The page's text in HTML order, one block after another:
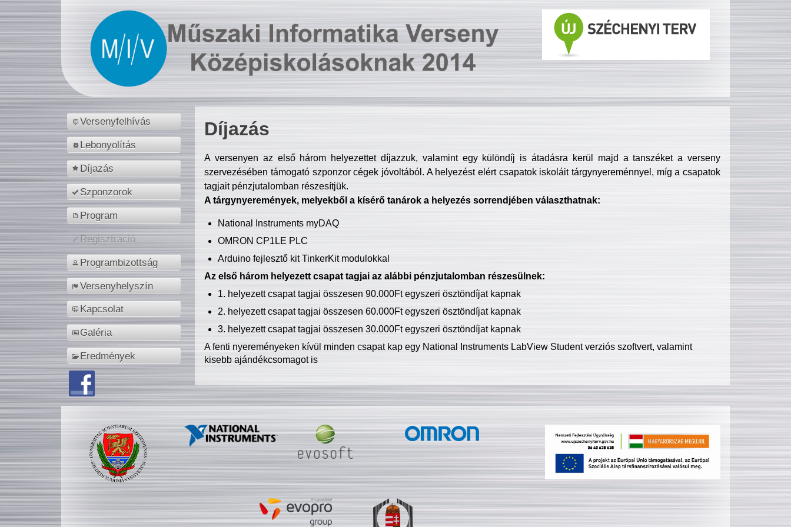
Versenyfelhívás
Lebonyolítás
Díjazás
Szponzorok
Program
Regisztráció
Programbizottság
Versenyhelyszín
Kapcsolat
Galéria
Eredmények
Díjazás
A versenyen az első három helyezettet díjazzuk, valamint egy különdíj is átadásra kerül majd a tanszéket a verseny
szervezésében támogató szponzor cégek jóvoltából. A helyezést elért csapatok iskoláit tárgynyereménnyel, míg a csapatok
tagjait pénzjutalomban részesítjük.
A tárgynyeremények, melyekből a kísérő tanárok a helyezés sorrendjében választhatnak:
National Instruments myDAQ
OMRON CP1LE PLC
Arduino fejlesztő kit TinkerKit modulokkal
Az első három helyezett csapat tagjai az alábbi pénzjutalomban részesülnek:
1. helyezett csapat tagjai összesen 90.000Ft egyszeri ösztöndíjat kapnak
2. helyezett csapat tagjai összesen 60.000Ft egyszeri ösztöndíjat kapnak
3. helyezett csapat tagjai összesen 30.000Ft egyszeri ösztöndíjat kapnak
A fenti nyereményeken kívül minden csapat kap egy National Instruments LabView Student verziós szoftvert, valamint
kisebb ajándékcsomagot is